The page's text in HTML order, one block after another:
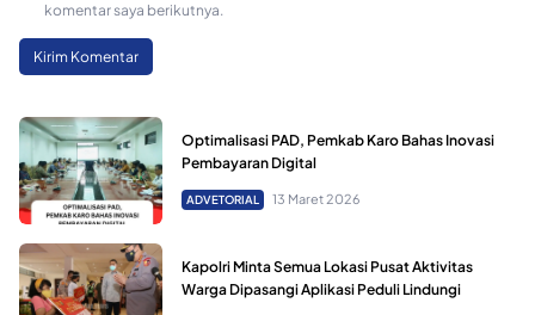
komentar saya berikutnya.
Optimalisasi PAD, Pemkab Karo Bahas Inovasi
Pembayaran Digital
ADVETORIAL 13 Maret 2026
Kapolri Minta Semua Lokasi Pusat Aktivitas
Warga Dipasangi Aplikasi Peduli Lindungi